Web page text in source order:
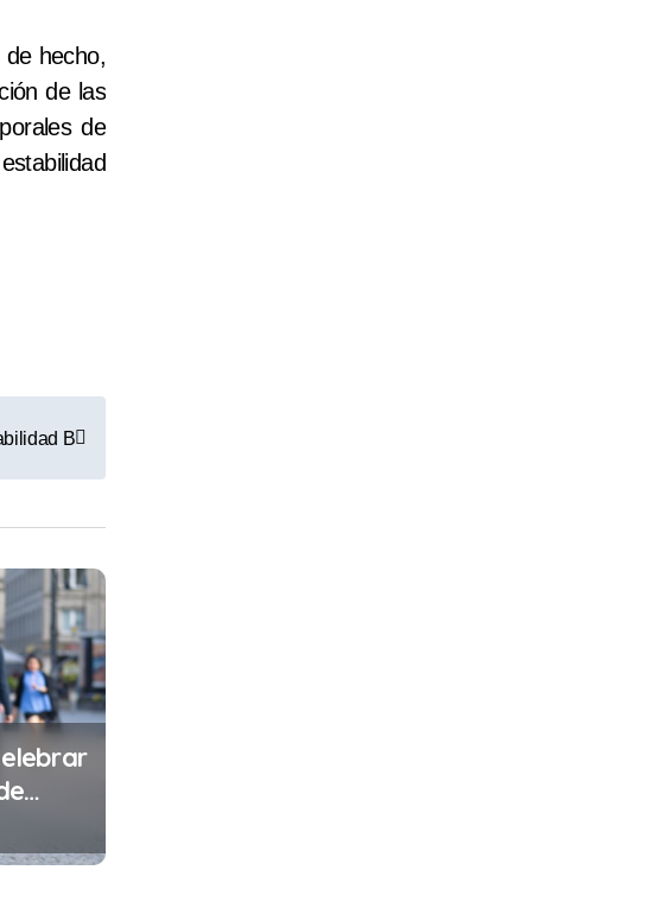
hecho,
de las
de
B